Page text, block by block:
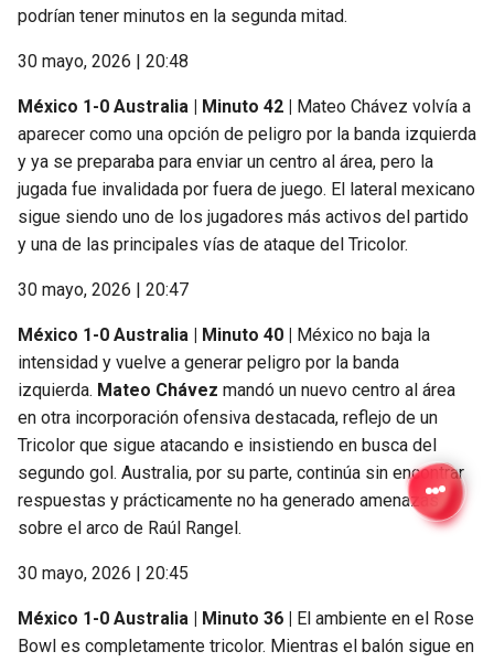
podrían tener minutos en la segunda mitad.
30 mayo, 2026 | 20:48
México 1-0 Australia | Minuto 42 | Mateo Chávez volvía a
aparecer como una opción de peligro por la banda izquierda
y ya se preparaba para enviar un centro al área, pero la
jugada fue invalidada por fuera de juego. El lateral mexicano
sigue siendo uno de los jugadores más activos del partido
y una de las principales vías de ataque del Tricolor.
30 mayo, 2026 | 20:47
México 1-0 Australia | Minuto 40 | México no baja la
intensidad y vuelve a generar peligro por la banda
izquierda. Mateo Chávez mandó un nuevo centro al área
en otra incorporación ofensiva destacada, reflejo de un
Tricolor que sigue atacando e insistiendo en busca del
segundo gol. Australia, por su parte, continúa sin encontrar
respuestas y prácticamente no ha generado amenazas
sobre el arco de Raúl Rangel.
30 mayo, 2026 | 20:45
México 1-0 Australia | Minuto 36 | El ambiente en el Rose
Bowl es completamente tricolor. Mientras el balón sigue en